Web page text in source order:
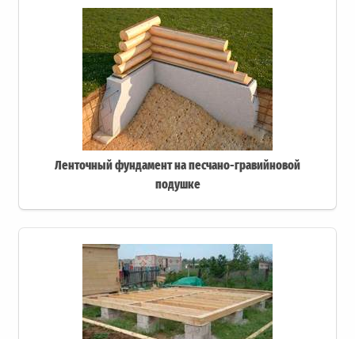
Ленточный фундамент на песчано-гравийновой
подушке